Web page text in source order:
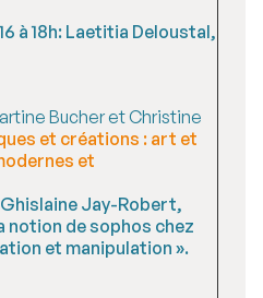
à 18h: Laetitia Deloustal,
Bucher et Christine
et créations : art et
et
Ghislaine Jay-Robert,
notion de sophos chez
et manipulation ».